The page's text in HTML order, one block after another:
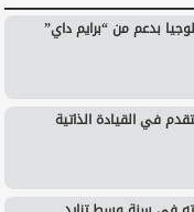
بدعم من “برايم داي”
في القيادة الذاتية